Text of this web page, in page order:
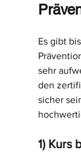
Es gibt
sehr
den
sicher
1) Kurs